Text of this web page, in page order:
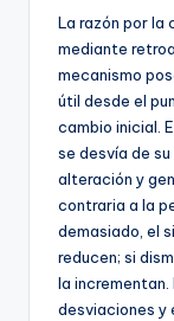
La razón por la
mediante
mecanismo
útil desde el
cambio inicial.
se desvía de
alteración y
contraria a la
demasiado, el
reducen; si
la
desviaciones y